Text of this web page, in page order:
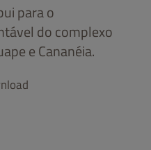
para o
do complexo
e Cananéia.